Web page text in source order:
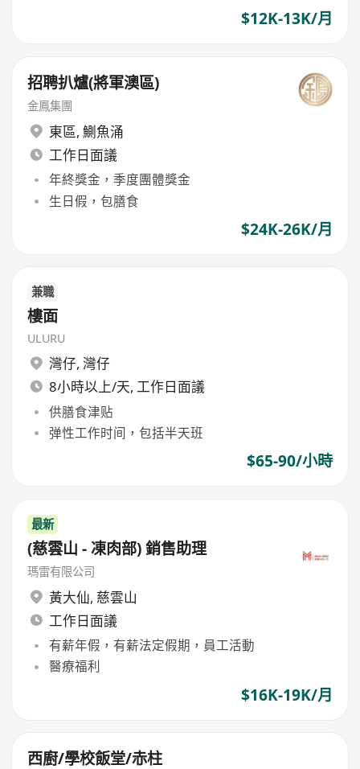
$12K-13K/月
招聘扒爐(將軍澳區)
金鳳集團
東區, 鰂魚涌
工作日面議
年終獎金，季度團體獎金
生日假，包膳食
$24K-26K/月
兼職
樓面
ULURU
灣仔, 灣仔
8小時以上/天, 工作日面議
供膳食津贴
弹性工作时间，包括半天班
$65-90/小時
最新
(慈雲山 - 凍肉部) 銷售助理
瑪雷有限公司
黃大仙, 慈雲山
工作日面議
有薪年假，有薪法定假期，員工活動
醫療福利
$16K-19K/月
西廚/學校飯堂/赤柱